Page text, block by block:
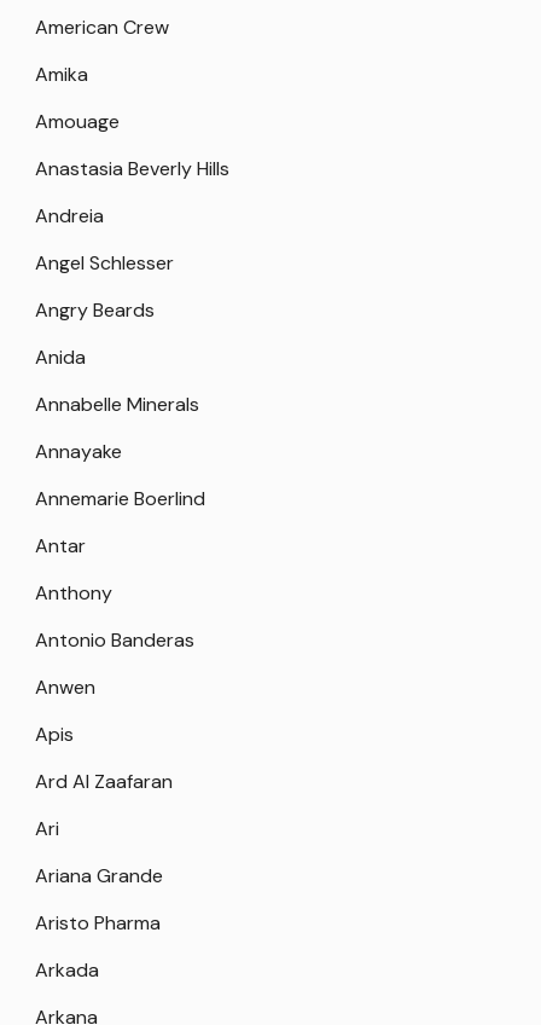
American Crew
Amika
Amouage
Anastasia Beverly Hills
Andreia
Angel Schlesser
Angry Beards
Anida
Annabelle Minerals
Annayake
Annemarie Boerlind
Antar
Anthony
Antonio Banderas
Anwen
Apis
Ard Al Zaafaran
Ari
Ariana Grande
Aristo Pharma
Arkada
Arkana